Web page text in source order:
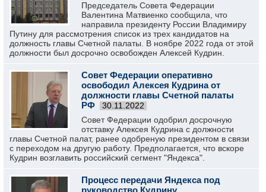
Председатель Совета Федерации
Валентина Матвиенко сообщила, что
направила президенту России Владимиру
Путину для рассмотрения список из трех кандидатов на
должность главы Счетной палаты. В ноябре 2022 года от этой
должности был досрочно освобожден Алексей Кудрин.
Совет Федерации оперативно
освободил Алексея Кудрина от
должности главы Счетной палаты
РФ
30.11.2022
Совет Федерации одобрил досрочную
отставку Алексея Кудрина с должности
главы Счетной палат, ранее одобреную президентом в связи
с переходом на другую работу. Предполагается, что вскоре
Кудрин возглавить российский сегмент "Яндекса".
Процесс передачи Яндекса под
руководство Кудрину